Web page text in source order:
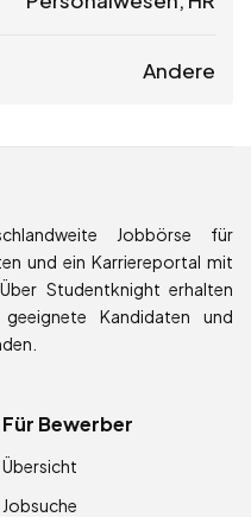
Andere
Jobbörse für
und ein Karriereportal mit
Studentknight erhalten
Kandidaten und
Für Bewerber
Übersicht
Jobsuche